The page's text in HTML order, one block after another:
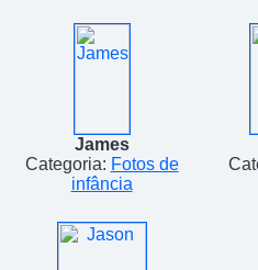
James
Categoria: Fotos de
infância